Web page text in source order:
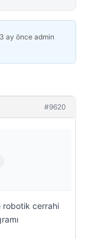
3 ay önce admin
#9620
robotik cerrahi